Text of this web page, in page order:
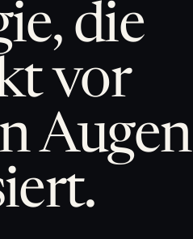
die
vor
Augen